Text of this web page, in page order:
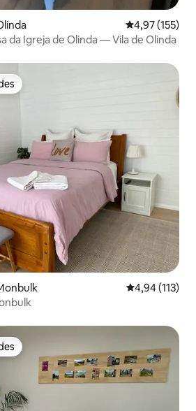
4,97 de uma
4,97 (155)
da Igreja de Olinda — Vila de Olinda
4,94 de uma
4,94 (113)